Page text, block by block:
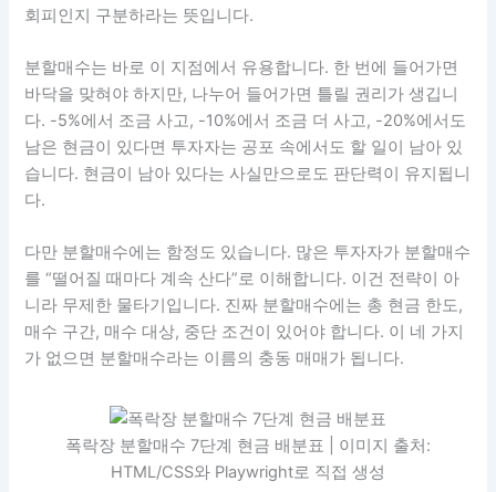
회피인지 구분하라는 뜻입니다.
분할매수는 바로 이 지점에서 유용합니다. 한 번에 들어가면
바닥을 맞혀야 하지만, 나누어 들어가면 틀릴 권리가 생깁니
다. -5%에서 조금 사고, -10%에서 조금 더 사고, -20%에서도
남은 현금이 있다면 투자자는 공포 속에서도 할 일이 남아 있
습니다. 현금이 남아 있다는 사실만으로도 판단력이 유지됩니
다.
다만 분할매수에는 함정도 있습니다. 많은 투자자가 분할매수
를 “떨어질 때마다 계속 산다”로 이해합니다. 이건 전략이 아
니라 무제한 물타기입니다. 진짜 분할매수에는 총 현금 한도,
매수 구간, 매수 대상, 중단 조건이 있어야 합니다. 이 네 가지
가 없으면 분할매수라는 이름의 충동 매매가 됩니다.
폭락장 분할매수 7단계 현금 배분표 | 이미지 출처:
HTML/CSS와 Playwright로 직접 생성